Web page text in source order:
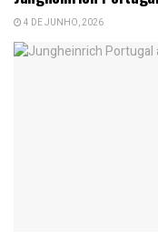
4 DE JUNHO, 2026